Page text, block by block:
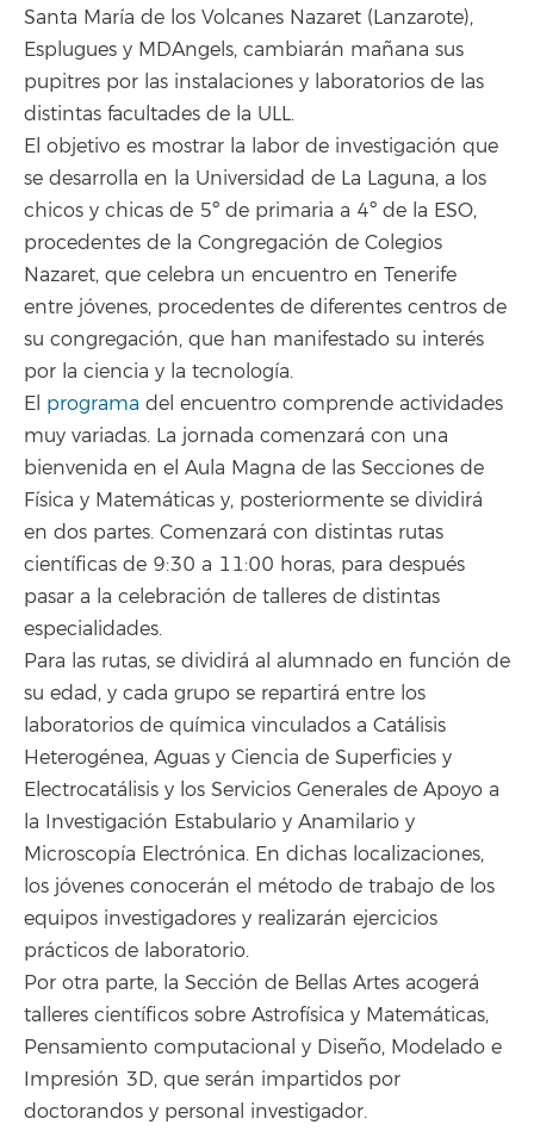
Santa María de los Volcanes Nazaret (Lanzarote),
Esplugues y MDAngels, cambiarán mañana sus
pupitres por las instalaciones y laboratorios de las
distintas facultades de la ULL.
El objetivo es mostrar la labor de investigación que
se desarrolla en la Universidad de La Laguna, a los
chicos y chicas de 5º de primaria a 4º de la ESO,
procedentes de la Congregación de Colegios
Nazaret, que celebra un encuentro en Tenerife
entre jóvenes, procedentes de diferentes centros de
su congregación, que han manifestado su interés
por la ciencia y la tecnología.
El programa del encuentro comprende actividades
muy variadas. La jornada comenzará con una
bienvenida en el Aula Magna de las Secciones de
Física y Matemáticas y, posteriormente se dividirá
en dos partes. Comenzará con distintas rutas
científicas de 9:30 a 11:00 horas, para después
pasar a la celebración de talleres de distintas
especialidades.
Para las rutas, se dividirá al alumnado en función de
su edad, y cada grupo se repartirá entre los
laboratorios de química vinculados a Catálisis
Heterogénea, Aguas y Ciencia de Superficies y
Electrocatálisis y los Servicios Generales de Apoyo a
la Investigación Estabulario y Anamilario y
Microscopía Electrónica. En dichas localizaciones,
los jóvenes conocerán el método de trabajo de los
equipos investigadores y realizarán ejercicios
prácticos de laboratorio.
Por otra parte, la Sección de Bellas Artes acogerá
talleres científicos sobre Astrofísica y Matemáticas,
Pensamiento computacional y Diseño, Modelado e
Impresión 3D, que serán impartidos por
doctorandos y personal investigador.